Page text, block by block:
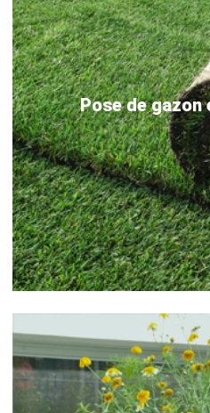
Pose de gazon